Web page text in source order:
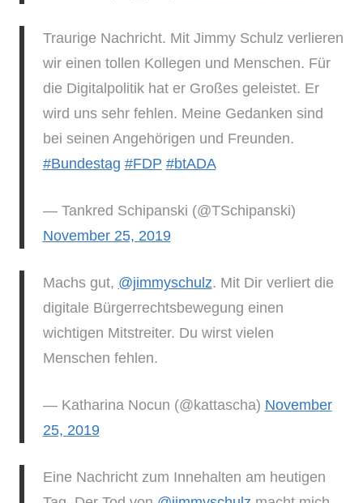
Traurige Nachricht. Mit Jimmy Schulz verlieren
wir einen tollen Kollegen und Menschen. Für
die Digitalpolitik hat er Großes geleistet. Er
wird uns sehr fehlen. Meine Gedanken sind
bei seinen Angehörigen und Freunden.
#Bundestag #FDP #btADA
— Tankred Schipanski (@TSchipanski)
November 25, 2019
Machs gut, @jimmyschulz. Mit Dir verliert die
digitale Bürgerrechtsbewegung einen
wichtigen Mitstreiter. Du wirst vielen
Menschen fehlen.
— Katharina Nocun (@kattascha) November
25, 2019
Eine Nachricht zum Innehalten am heutigen